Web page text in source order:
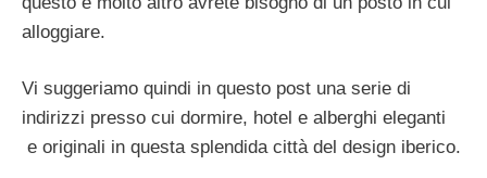
alloggiare.
Vi suggeriamo quindi in questo post una serie di
indirizzi presso cui dormire, hotel e alberghi eleganti
e originali in questa splendida città del design iberico.